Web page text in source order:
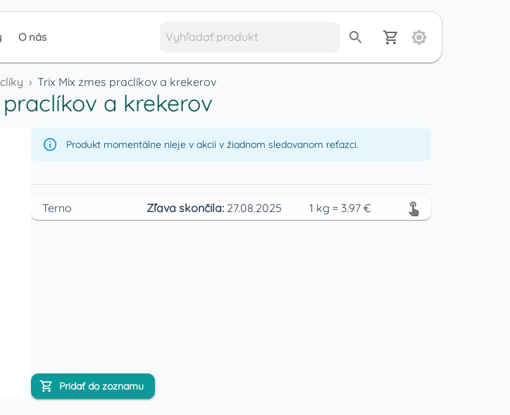
O nás
› Trix Mix zmes praclíkov a krekerov
praclíkov a krekerov
Produkt momentálne nieje v akcii v žiadnom sledovanom reťazci.
Terno Zľava skončila: 27.08.2025 1 kg = 3.97€
Pridať do zoznamu